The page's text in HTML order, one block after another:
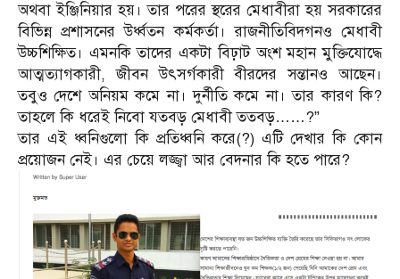
অথবা ইঞ্জিনিয়ার হয়। তার পরের স্থরের মেধাবীরা হয় সরকারের
বিভিন্ন প্রশাসনের উর্ধ্বতন কর্মকর্তা। রাজনীতিবিদগনও মেধাবী
উচ্চশিক্ষিত। এমনকি তাদের একটা বিঢ়াট অংশ মহান মুক্তিযোদ্ধে
আত্মত্যাগকারী, জীবন উৎসর্গকারী বীরদের সন্তানও আছেন।
তবুও দেশে অনিয়ম কমে না। দুর্নীতি কমে না। তার কারণ কি?
তাহলে কি ধরেই নিবো যতবড় মেধাবী ততবড়……?”
তার এই ধ্বনিগুলো কি প্রতিধ্বনি করে(?) এটি দেখার কি কোন
প্রয়োজন নেই। এর চেয়ে লজ্জ্বা আর বেদনার কি হতে পারে?